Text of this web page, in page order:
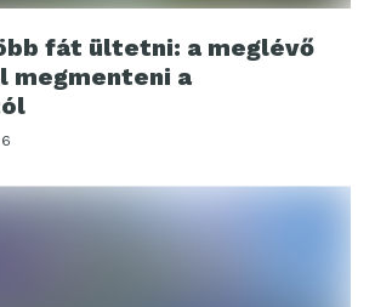
fát ültetni: a meglévő
megmenteni a